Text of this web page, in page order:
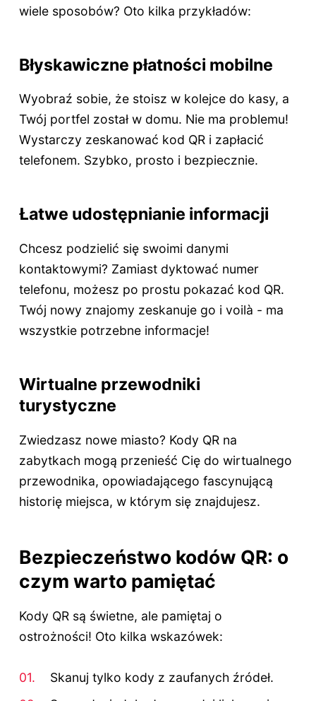
wiele sposobów? Oto kilka przykładów:
Błyskawiczne płatności mobilne
Wyobraź sobie, że stoisz w kolejce do kasy, a
Twój portfel został w domu. Nie ma problemu!
Wystarczy zeskanować kod QR i zapłacić
telefonem. Szybko, prosto i bezpiecznie.
Łatwe udostępnianie informacji
Chcesz podzielić się swoimi danymi
kontaktowymi? Zamiast dyktować numer
telefonu, możesz po prostu pokazać kod QR.
Twój nowy znajomy zeskanuje go i voilà - ma
wszystkie potrzebne informacje!
Wirtualne przewodniki
turystyczne
Zwiedzasz nowe miasto? Kody QR na
zabytkach mogą przenieść Cię do wirtualnego
przewodnika, opowiadającego fascynującą
historię miejsca, w którym się znajdujesz.
Bezpieczeństwo kodów QR: o
czym warto pamiętać
Kody QR są świetne, ale pamiętaj o
ostrożności! Oto kilka wskazówek:
Skanuj tylko kody z zaufanych źródeł.